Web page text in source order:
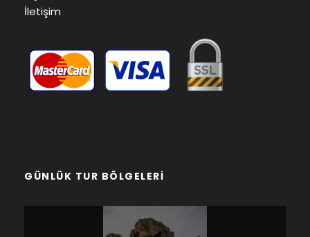
İletişim
GÜNLÜK TUR BÖLGELERI